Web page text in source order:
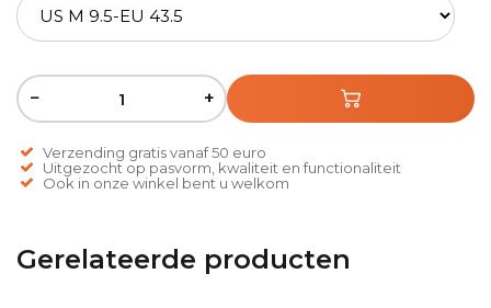
− +
Verzending gratis vanaf 50 euro
Uitgezocht op pasvorm, kwaliteit en functionaliteit
Ook in onze winkel bent u welkom
Gerelateerde producten